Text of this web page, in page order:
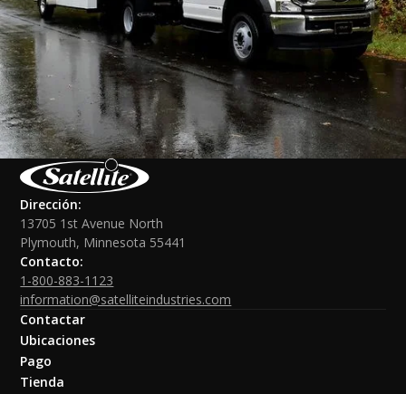
Dirección:
13705 1st Avenue North
Plymouth, Minnesota 55441
Contacto:
1-800-883-1123
information@satelliteindustries.com
Contactar
Ubicaciones
Pago
Tienda